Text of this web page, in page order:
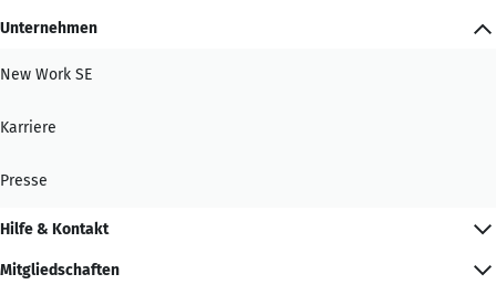
Unternehmen
New Work SE
Karriere
Presse
Hilfe & Kontakt
Mitgliedschaften